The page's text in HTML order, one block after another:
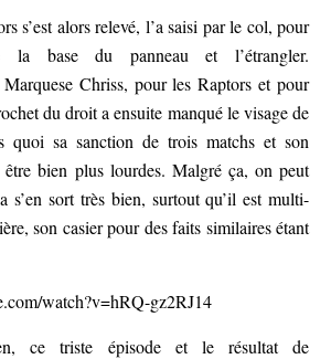
s’est alors relevé, l’a saisi par le col, pour
la base du panneau et l’étrangler.
Chriss, pour les Raptors et pour
du droit a ensuite manqué le visage de
quoi sa sanction de trois matchs et son
être bien plus lourdes. Malgré ça, on peut
s’en sort très bien, surtout qu’il est multi-
son casier pour des faits similaires étant
watch?v=hRQ-gz2RJ14
ce triste épisode et le résultat de